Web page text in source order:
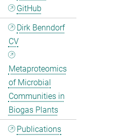
GitHub
Dirk Benndorf
CV
Metaproteomics
of Microbial
Communities in
Biogas Plants
Publications